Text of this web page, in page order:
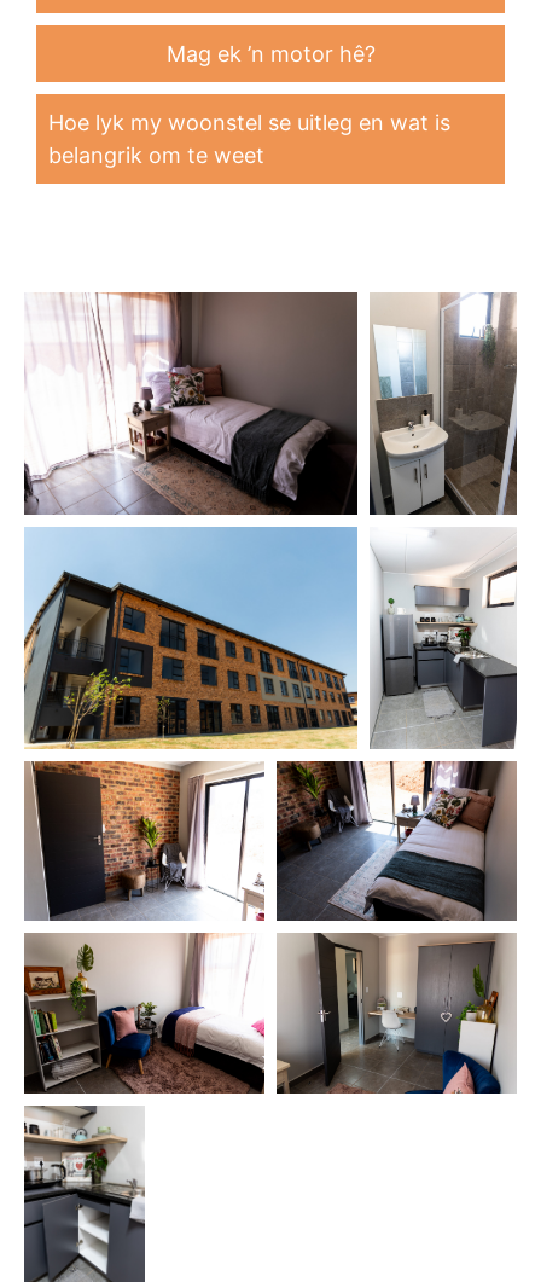
Mag ek ’n motor hê?
Hoe lyk my woonstel se uitleg en wat is
belangrik om te weet